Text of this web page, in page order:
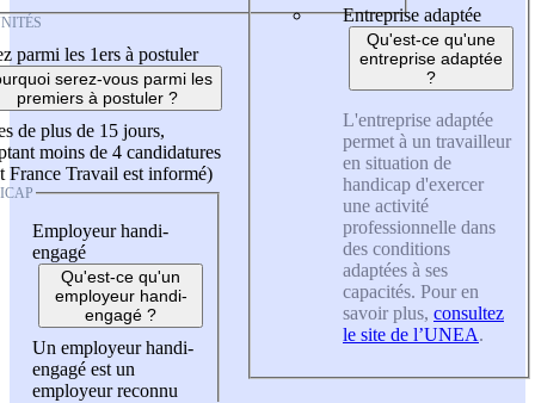
parmi les 1ers à postuler
serez-vous parmi les
premiers à postuler ?
de plus de 15 jours,
moins de 4 candidatures
France Travail est informé)
Employeur handi-
engagé
Qu'est-ce qu'un
employeur handi-
engagé ?
Un employeur handi-
engagé est un
employeur reconnu
Entreprise adaptée
Qu'est-ce qu'une
entreprise adaptée
?
L'entreprise adaptée
permet à un travailleur
en situation de
handicap d'exercer
une activité
professionnelle dans
des conditions
adaptées à ses
capacités. Pour en
savoir plus, consultez
le site de l’UNEA.